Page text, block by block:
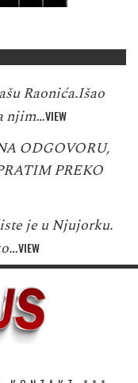
Raonića.Išao
njim…VIEW
ODGOVORU,
PREKO
je u Njujorku.
VIEW